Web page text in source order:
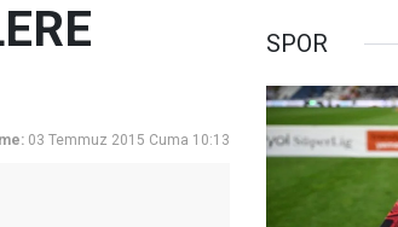
03 Temmuz 2015 Cuma 10:13
SPOR